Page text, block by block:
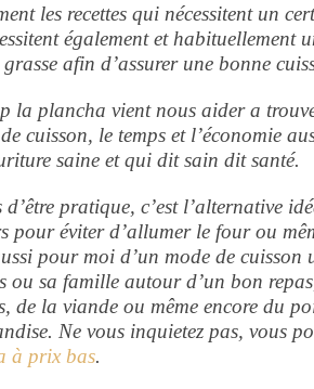
les recettes qui nécessitent un
également et habituellement
grasse afin d’assurer une bonne
la plancha vient nous aider a
cuisson, le temps et l’économie
saine et qui dit sain dit santé.
pratique, c’est l’alternative
pour éviter d’allumer le four ou
pour moi d’un mode de
ou sa famille autour d’un bon
de la viande ou même encore du
Ne vous inquietez pas, vous
à prix bas.